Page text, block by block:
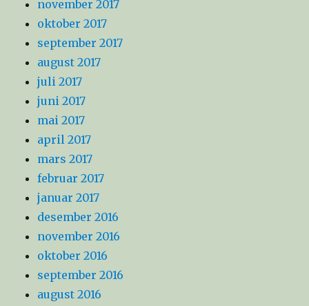
november 2017
oktober 2017
september 2017
august 2017
juli 2017
juni 2017
mai 2017
april 2017
mars 2017
februar 2017
januar 2017
desember 2016
november 2016
oktober 2016
september 2016
august 2016